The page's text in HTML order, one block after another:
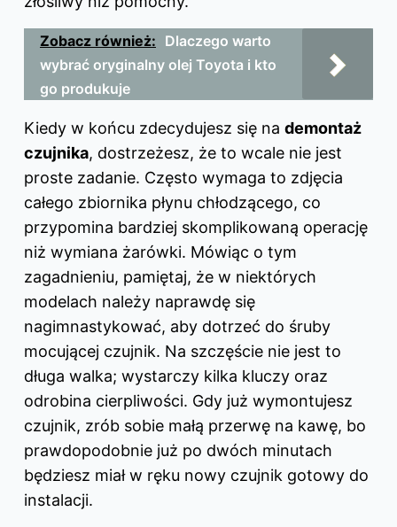
Zobacz również: Dlaczego warto
wybrać oryginalny olej Toyota i kto
go produkuje
Kiedy w końcu zdecydujesz się na demontaż
czujnika, dostrzeżesz, że to wcale nie jest
proste zadanie. Często wymaga to zdjęcia
całego zbiornika płynu chłodzącego, co
przypomina bardziej skomplikowaną operację
niż wymiana żarówki. Mówiąc o tym
zagadnieniu, pamiętaj, że w niektórych
modelach należy naprawdę się
nagimnastykować, aby dotrzeć do śruby
mocującej czujnik. Na szczęście nie jest to
długa walka; wystarczy kilka kluczy oraz
odrobina cierpliwości. Gdy już wymontujesz
czujnik, zrób sobie małą przerwę na kawę, bo
prawdopodobnie już po dwóch minutach
będziesz miał w ręku nowy czujnik gotowy do
instalacji.